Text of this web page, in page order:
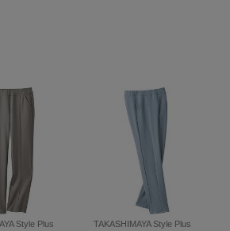
Style Plus TAKASHIMAYA Style Plus